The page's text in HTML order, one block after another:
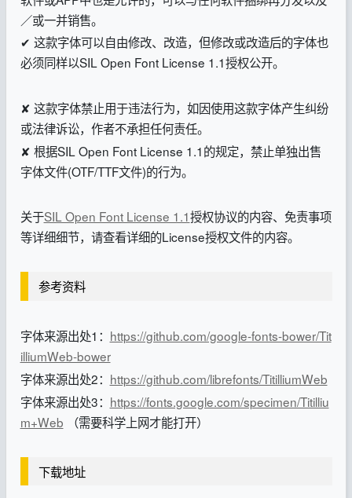
／或一并销售。
✔ 这款字体可以自由修改、改造，但修改或改造后的字体也
必须同样以SIL Open Font License 1.1授权公开。
✘ 这款字体禁止用于违法行为，如因使用这款字体产生纠纷
或法律诉讼，作者不承担任何责任。
✘ 根据SIL Open Font License 1.1的规定，禁止单独出售
字体文件(OTF/TTF文件)的行为。
关于SIL Open Font License 1.1授权协议的内容、免责事项
等详细细节，请查看详细的License授权文件的内容。
参考资料
字体来源出处1： https://github.com/google-fonts-bower/Tit
illiumWeb-bower
字体来源出处2： https://github.com/librefonts/TitilliumWeb
字体来源出处3： https://fonts.google.com/specimen/Titilliu
m+Web （需要科学上网才能打开）
下载地址